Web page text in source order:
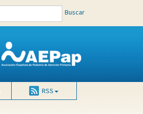
Buscar
RSS